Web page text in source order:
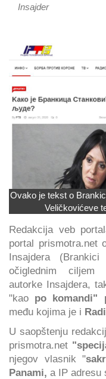
Insajder
Ovako je tekst o
Veličkovićeve
Redakcija veb
portal prismotra.net
Insajdera
očiglednim ciljem
autorke Insajdera,
"kao po komandi"
među kojima je i
U saopštenju
prismotra.net
njegov vlasnik "
Panami, a IP adresu